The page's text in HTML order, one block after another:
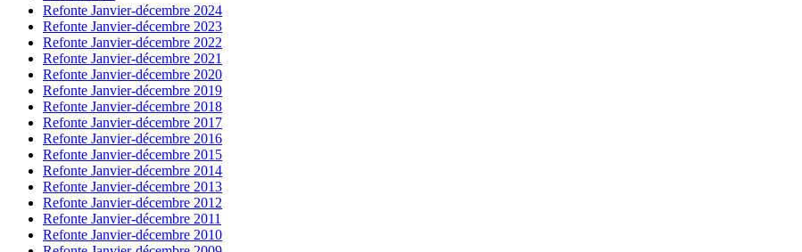
Refonte Janvier-décembre 2024
Refonte Janvier-décembre 2023
Refonte Janvier-décembre 2022
Refonte Janvier-décembre 2021
Refonte Janvier-décembre 2020
Refonte Janvier-décembre 2019
Refonte Janvier-décembre 2018
Refonte Janvier-décembre 2017
Refonte Janvier-décembre 2016
Refonte Janvier-décembre 2015
Refonte Janvier-décembre 2014
Refonte Janvier-décembre 2013
Refonte Janvier-décembre 2012
Refonte Janvier-décembre 2011
Refonte Janvier-décembre 2010